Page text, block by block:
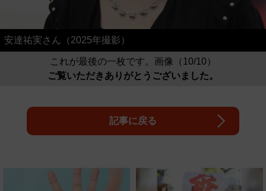
安達祐実さん（2025年撮影）
これが最後の一枚です。画像（10/10）
ご覧いただきありがとうございました。
記事に戻る